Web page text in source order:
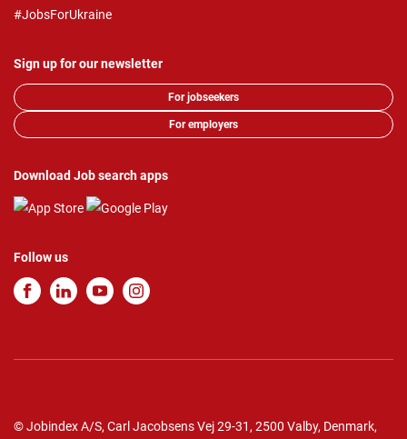
#JobsForUkraine
Sign up for our newsletter
For jobseekers
For employers
Download Job search apps
Follow us
© Jobindex A/S, Carl Jacobsens Vej 29-31, 2500 Valby, Denmark,